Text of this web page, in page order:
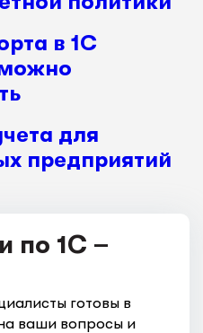
в 1С
для
предприятий
по 1С –
готовы в
ваши вопросы и